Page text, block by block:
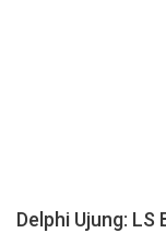
Delphi Ujung: